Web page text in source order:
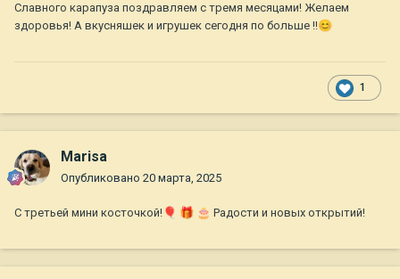
Славного карапуза поздравляем с тремя месяцами! Желаем
здоровья! А вкусняшек и игрушек сегодня по больше !!😊
1
Marisa
Опубликовано 20 марта, 2025
С третьей мини косточкой! 🎈 🎁 🎂 Радости и новых открытий!